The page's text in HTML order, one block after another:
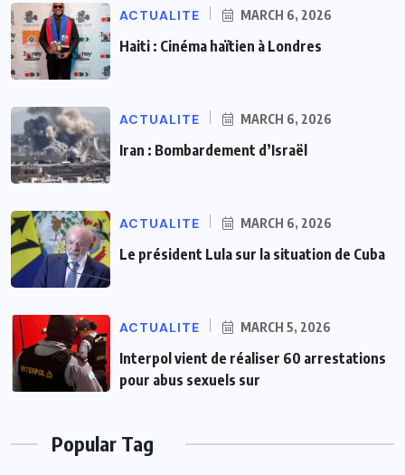
ACTUALITE MARCH 6, 2026
Haiti : Cinéma haïtien à Londres
ACTUALITE MARCH 6, 2026
Iran : Bombardement d’Israël
ACTUALITE MARCH 6, 2026
Le président Lula sur la situation de Cuba
ACTUALITE MARCH 5, 2026
Interpol vient de réaliser 60 arrestations
pour abus sexuels sur
Popular Tag